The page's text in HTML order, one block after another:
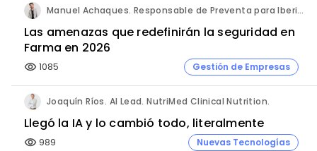
Manuel Achaques. Responsable de Preventa para Iberia, Italia y Latinoamérica. Hornetsecurity.
Las amenazas que redefinirán la seguridad en
Farma en 2026
visibility 1085 Gestión de Empresas
Joaquín Ríos. AI Lead. NutriMed Clinical Nutrition.
Llegó la IA y lo cambió todo, literalmente
visibility 989 Nuevas Tecnologías